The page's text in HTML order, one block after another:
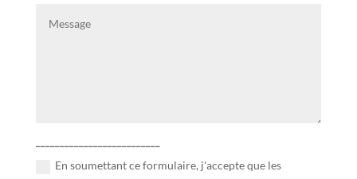
En soumettant ce formulaire, j'accepte que les